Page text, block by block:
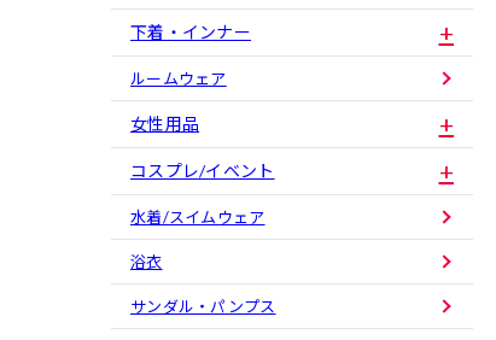
下着・インナー
ルームウェア
女性用品
コスプレ/イベント
水着/スイムウェア
浴衣
サンダル・パンプス